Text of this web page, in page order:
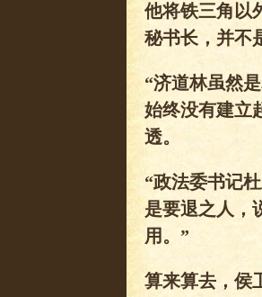
他将铁三角以
秘书长，并不
“济道林虽然
始终没有建立
透。
“政法委书记
是要退之人，
用。”
算来算去，侯